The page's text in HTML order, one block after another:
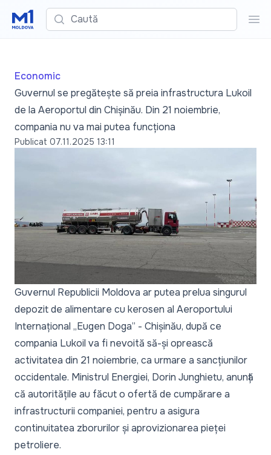
Caută
Economic
Guvernul se pregătește să preia infrastructura Lukoil
de la Aeroportul din Chișinău. Din 21 noiembrie,
compania nu va mai putea funcționa
Publicat 07.11.2025 13:11
Guvernul Republicii Moldova ar putea prelua singurul
depozit de alimentare cu kerosen al Aeroportului
Internațional „Eugen Doga” - Chișinău, după ce
compania Lukoil va fi nevoită să-și oprească
activitatea din 21 noiembrie, ca urmare a sancțiunilor
occidentale. Ministrul Energiei, Dorin Junghietu, anunță
că autoritățile au făcut o ofertă de cumpărare a
infrastructurii companiei, pentru a asigura
continuitatea zborurilor și aprovizionarea pieței
petroliere.